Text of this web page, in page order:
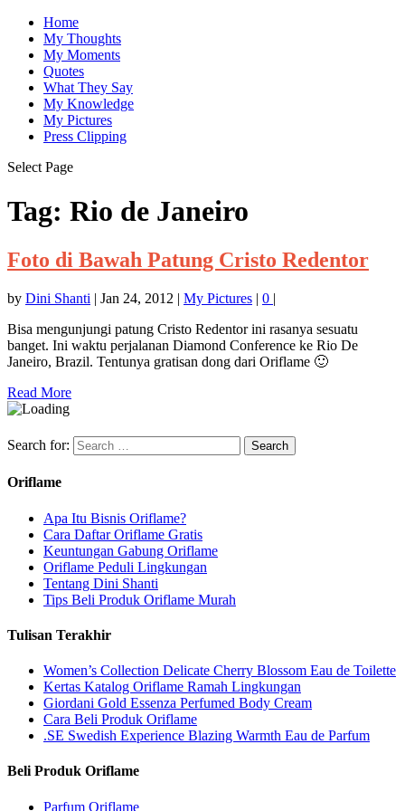
Home
My Thoughts
My Moments
Quotes
What They Say
My Knowledge
My Pictures
Press Clipping
Select Page
Tag: Rio de Janeiro
Foto di Bawah Patung Cristo Redentor
by Dini Shanti | Jan 24, 2012 | My Pictures | 0 |
Bisa mengunjungi patung Cristo Redentor ini rasanya sesuatu
banget. Ini waktu perjalanan Diamond Conference ke Rio De
Janeiro, Brazil. Tentunya gratisan dong dari Oriflame 🙂
Read More
Search for:
Oriflame
Apa Itu Bisnis Oriflame?
Cara Daftar Oriflame Gratis
Keuntungan Gabung Oriflame
Oriflame Peduli Lingkungan
Tentang Dini Shanti
Tips Beli Produk Oriflame Murah
Tulisan Terakhir
Women’s Collection Delicate Cherry Blossom Eau de Toilette
Kertas Katalog Oriflame Ramah Lingkungan
Giordani Gold Essenza Perfumed Body Cream
Cara Beli Produk Oriflame
.SE Swedish Experience Blazing Warmth Eau de Parfum
Beli Produk Oriflame
Parfum Oriflame